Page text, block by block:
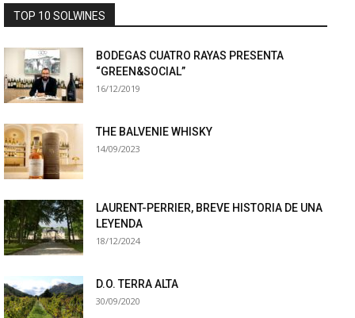
TOP 10 SOLWINES
BODEGAS CUATRO RAYAS PRESENTA
“GREEN&SOCIAL”
16/12/2019
THE BALVENIE WHISKY
14/09/2023
LAURENT-PERRIER, BREVE HISTORIA DE UNA
LEYENDA
18/12/2024
D.O. TERRA ALTA
30/09/2020